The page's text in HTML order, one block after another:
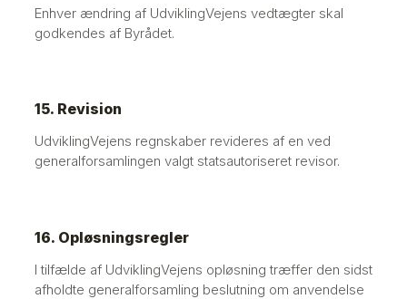
Enhver ændring af UdviklingVejens vedtægter skal
godkendes af Byrådet.
15. Revision
UdviklingVejens regnskaber revideres af en ved
generalforsamlingen valgt statsautoriseret revisor.
16. Opløsningsregler
I tilfælde af UdviklingVejens opløsning træffer den sidst
afholdte generalforsamling beslutning om anvendelse